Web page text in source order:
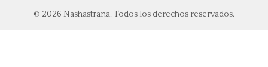
© 2026 Nashastrana. Todos los derechos reservados.